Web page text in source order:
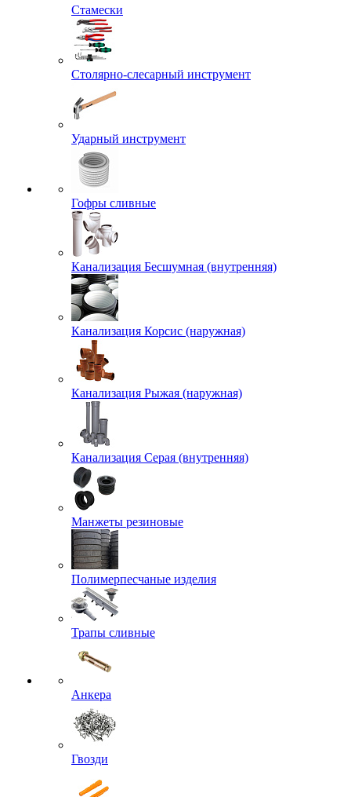
Стамески
Столярно-слесарный инструмент
Ударный инструмент
Гофры сливные
Канализация Бесшумная (внутренняя)
Канализация Корсис (наружная)
Канализация Рыжая (наружная)
Канализация Серая (внутренняя)
Манжеты резиновые
Полимерпесчаные изделия
Трапы сливные
Анкера
Гвозди